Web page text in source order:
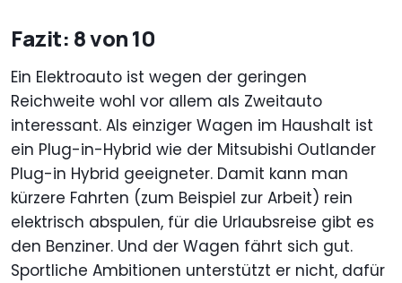
Fazit: 8 von 10
Ein Elektroauto ist wegen der geringen
Reichweite wohl vor allem als Zweitauto
interessant. Als einziger Wagen im Haushalt ist
ein Plug-in-Hybrid wie der Mitsubishi Outlander
Plug-in Hybrid geeigneter. Damit kann man
kürzere Fahrten (zum Beispiel zur Arbeit) rein
elektrisch abspulen, für die Urlaubsreise gibt es
den Benziner. Und der Wagen fährt sich gut.
Sportliche Ambitionen unterstützt er nicht, dafür